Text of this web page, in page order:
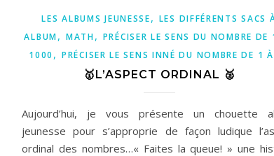
LES ALBUMS JEUNESSE, LES DIFFÉRENTS SACS
ALBUM, MATH, PRÉCISER LE SENS DU NOMBRE DE
1000 ,PRÉCISER LE SENS INNÉ DU NOMBRE DE 1
🥇L’ASPECT ORDINAL 🥈
Aujourd’hui, je vous présente un chouette
jeunesse pour s’approprie de façon ludique
ordinal des nombres…« Faites la queue! » une